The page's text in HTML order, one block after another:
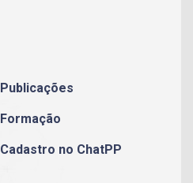
Publicações
Formação
Cadastro no ChatPP